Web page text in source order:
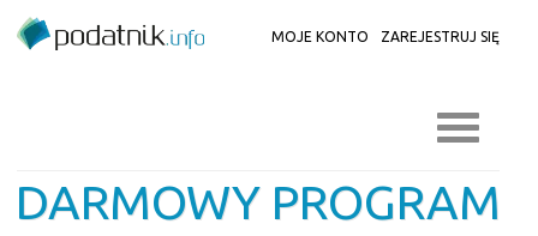
MOJE KONTO ZAREJESTRUJ SIĘ
DARMOWY PROGRAM